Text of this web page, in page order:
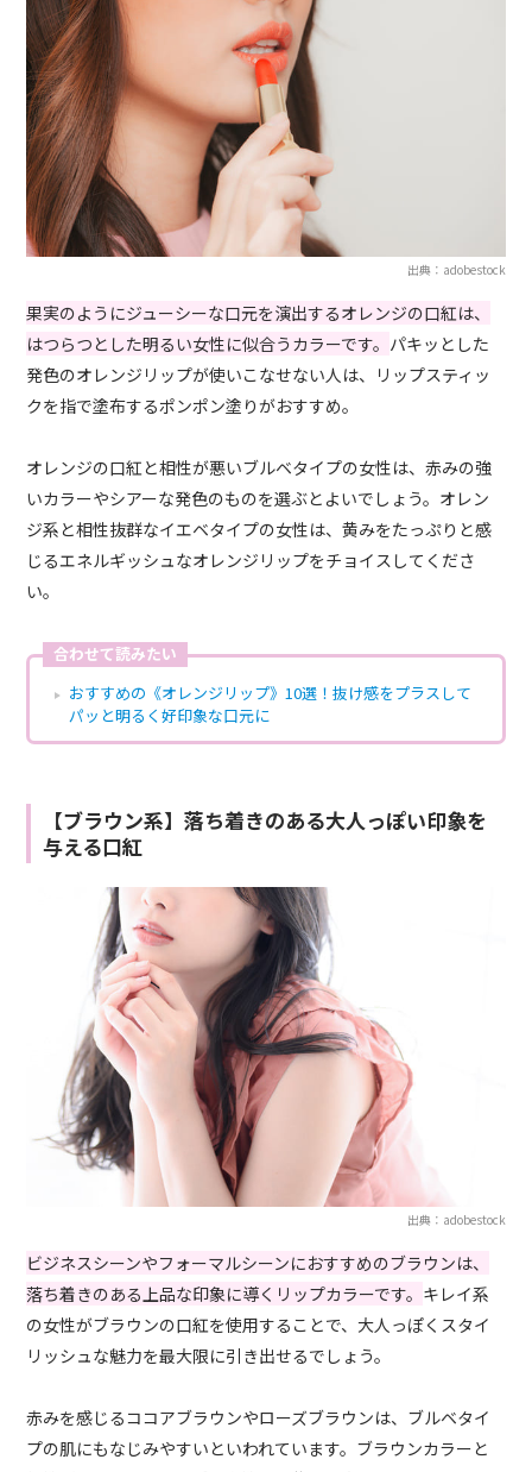
出典：adobestock
果実のようにジューシーな口元を演出するオレンジの口紅は、
はつらつとした明るい女性に似合うカラーです。 パキッとした
発色のオレンジリップが使いこなせない人は、リップスティッ
クを指で塗布するポンポン塗りがおすすめ。
オレンジの口紅と相性が悪いブルベタイプの女性は、赤みの強
いカラーやシアーな発色のものを選ぶとよいでしょう。オレン
ジ系と相性抜群なイエベタイプの女性は、黄みをたっぷりと感
じるエネルギッシュなオレンジリップをチョイスしてくださ
い。
合わせて読みたい
おすすめの《オレンジリップ》10選！抜け感をプラスして
パッと明るく好印象な口元に
【ブラウン系】落ち着きのある大人っぽい印象を
与える口紅
出典：adobestock
ビジネスシーンやフォーマルシーンにおすすめのブラウンは、
落ち着きのある上品な印象に導くリップカラーです。 キレイ系
の女性がブラウンの口紅を使用することで、大人っぽくスタイ
リッシュな魅力を最大限に引き出せるでしょう。
赤みを感じるココアブラウンやローズブラウンは、ブルベタイ
プの肌にもなじみやすいといわれています。ブラウンカラーと